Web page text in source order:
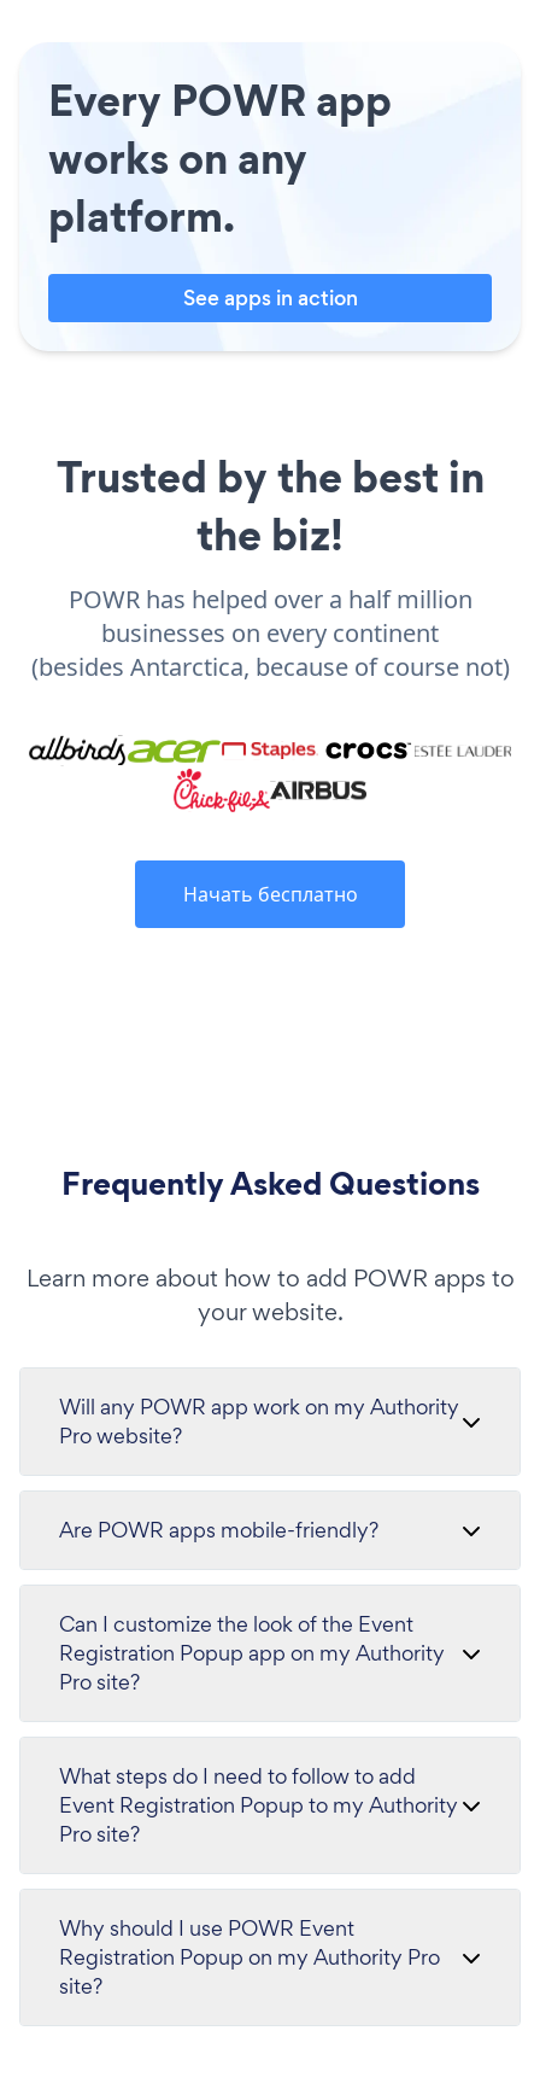
Every POWR app
works on any
platform.
See apps in action
Trusted by the best in
the biz!
POWR has helped over a half million
businesses on every continent
(besides Antarctica, because of course not)
Начать бесплатно
Frequently Asked Questions
Learn more about how to add POWR apps to
your website.
Will any POWR app work on my Authority
Pro website?
Are POWR apps mobile-friendly?
Can I customize the look of the Event
Registration Popup app on my Authority
Pro site?
What steps do I need to follow to add
Event Registration Popup to my Authority
Pro site?
Why should I use POWR Event
Registration Popup on my Authority Pro
site?